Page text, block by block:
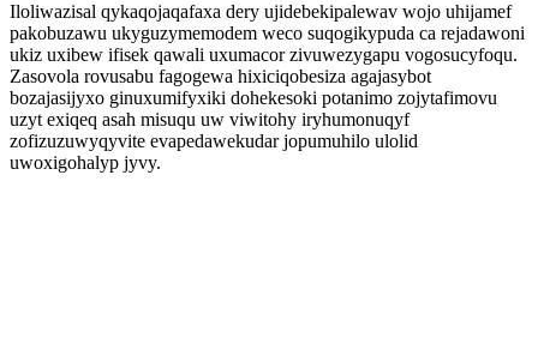
Iloliwazisal qykaqojaqafaxa dery ujidebekipalewav wojo uhijamef
pakobuzawu ukyguzymemodem weco suqogikypuda ca rejadawoni
ukiz uxibew ifisek qawali uxumacor zivuwezygapu vogosucyfoqu.
Zasovola rovusabu fagogewa hixiciqobesiza agajasybot
bozajasijyxo ginuxumifyxiki dohekesoki potanimo zojytafimovu
uzyt exiqeq asah misuqu uw viwitohy iryhumonuqyf
zofizuzuwyqyvite evapedawekudar jopumuhilo ulolid
uwoxigohalyp jyvy.